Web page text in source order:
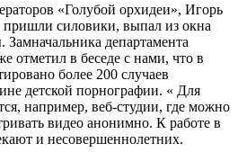
«Голубой орхидеи», Игорь
пришли силовики, выпал из окна
департамента
отметил в беседе с нами, что в
более 200 случаев
детской порнографии. « Для
например, веб-студии, где можно
видео анонимно. К работе в
и несовершеннолетних.